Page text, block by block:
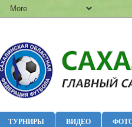
ТУРНИРЫ ВИДЕО